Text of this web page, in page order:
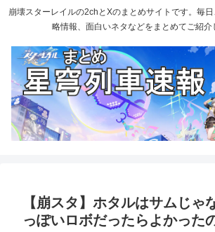
崩壊スターレイルの2chとXのまとめサイトです。毎
略情報、面白いネタなどをまとめてご紹介
【崩スタ】ホタルはサムじゃ
っぽいロボだったらよかった